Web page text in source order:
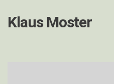
Klaus Moster